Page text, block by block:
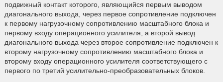
подвижный контакт которого, являющийся первым выводом
диагонального выхода, через первое сопротивление подключен
к первому нагрузочному сопротивлению масштабного блока и
первому входу операционного усилителя, а второй вывод
диагонального выхода через второе сопротивление подключен к
второму нагрузочному сопротивлению масштабного блока и
второму входу операционного усилителя соответствующего с
первого по третий усилительно-преобразовательных блоков.